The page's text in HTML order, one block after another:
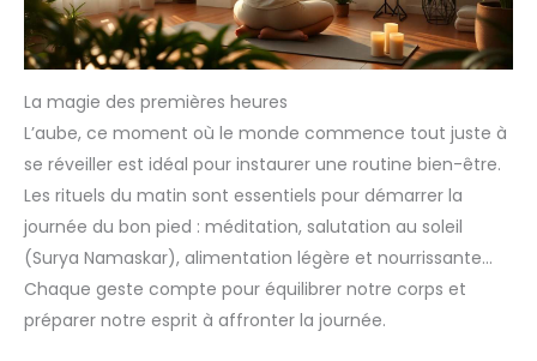
La magie des premières heures
L’aube, ce moment où le monde commence tout juste à
se réveiller est idéal pour instaurer une routine bien-être.
Les rituels du matin sont essentiels pour démarrer la
journée du bon pied : méditation, salutation au soleil
(Surya Namaskar), alimentation légère et nourrissante…
Chaque geste compte pour équilibrer notre corps et
préparer notre esprit à affronter la journée.